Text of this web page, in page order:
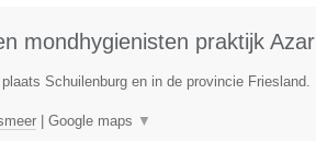
mondhygienisten praktijk Azar
Schuilenburg en in de provincie Friesland.
| Google maps ▼